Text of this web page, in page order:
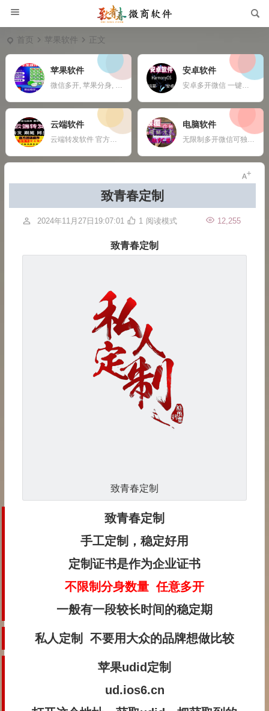
首页 苹果软件 正文
苹果软件
微信多开, 苹果分身, ios多开软件, 苹果一键转发,
安卓软件
安卓多开微信 一键转发 自动收款 钉钉定位打卡 任何APP多开定制
云端软件
云端转发软件 官方微信登录 自动跟随 24小时在线抢红包 自动收款 使用须知：您需要有两部手机或者一部手机一台电脑
电脑软件
无限制多开微信可独立同时操作 自动换群一键拉群 支持多群同时爆粉自动换群拉群 免打扰检测僵尸粉僵尸群自动退出 定时群发支持推送名片链接公众号 支持导入手机号添加 修复加群好友功能，无限制添加 新增自动换群自动进群 自动收款自动语音提示 自动通过好友申请
致青春定制
2024年11月27日19:07:01 12,255
1 阅读模式
致青春定制
致青春定制
致青春定制
手工定制，稳定好用
定制证书是作为企业证书
不限制分身数量 任意多开
一般有一段较长时间的稳定期
私人定制 不要用大众的品牌想做比较
苹果udid定制
ud.ios6.cn